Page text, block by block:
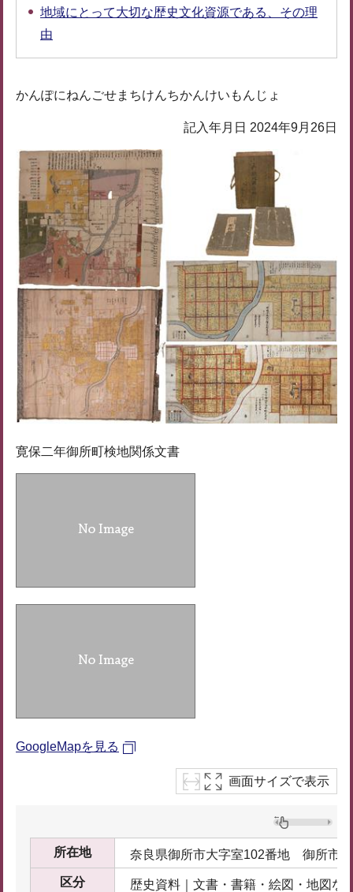
地域にとって大切な歴史文化資源である、その理
由
かんぽにねんごせまちけんちかんけいもんじょ
記入年月日 2024年9月26日
寛保二年御所町検地関係文書
GoogleMapを見る
画面サイズで表示
所在地 奈良県御所市大字室102番地 御所市
区分 歴史資料｜文書・書籍・絵図・地図な